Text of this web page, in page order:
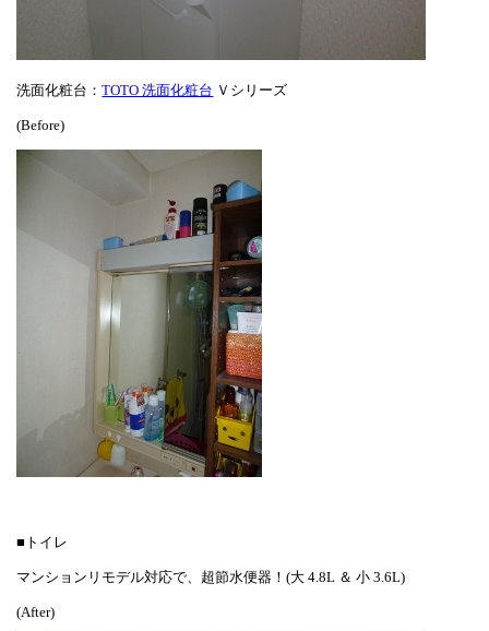
洗面化粧台：TOTO 洗面化粧台 Ｖシリーズ
(Before)
■トイレ
マンションリモデル対応で、超節水便器！(大 4.8L ＆ 小 3.6L)
(After)